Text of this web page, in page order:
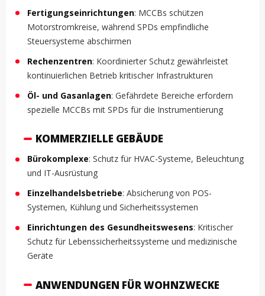
Fertigungseinrichtungen: MCCBs schützen
Motorstromkreise, während SPDs empfindliche
Steuersysteme abschirmen
Rechenzentren: Koordinierter Schutz gewährleistet
kontinuierlichen Betrieb kritischer Infrastrukturen
Öl- und Gasanlagen: Gefährdete Bereiche erfordern
spezielle MCCBs mit SPDs für die Instrumentierung
KOMMERZIELLE GEBÄUDE
Bürokomplexe: Schutz für HVAC-Systeme, Beleuchtung
und IT-Ausrüstung
Einzelhandelsbetriebe: Absicherung von POS-
Systemen, Kühlung und Sicherheitssystemen
Einrichtungen des Gesundheitswesens: Kritischer
Schutz für Lebenssicherheitssysteme und medizinische
Geräte
ANWENDUNGEN FÜR WOHNZWECKE